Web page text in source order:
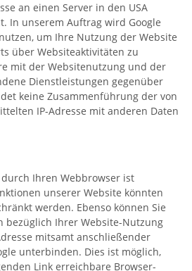
an einen Server in den USA
In unserem Auftrag wird Google
um Ihre Nutzung der Website
über Websiteaktivitäten zu
mit der Websitenutzung und der
Dienstleistungen gegenüber
keine Zusammenführung der von
IP-Adresse mit anderen Daten
durch Ihren Webbrowser ist
unserer Website könnten
werden. Ebenso können Sie
bezüglich Ihrer Website-Nutzung
mitsamt anschließender
unterbinden. Dies ist möglich,
Link erreichbare Browser-